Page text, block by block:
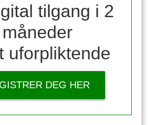
tilgang i 2
måneder
uforpliktende
DEG HER